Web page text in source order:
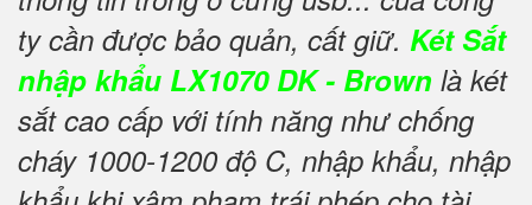
ty cần được bảo quản, cất giữ. Két Sắt
nhập khẩu LX1070 DK - Brown là két
sắt cao cấp với tính năng như chống
cháy 1000-1200 độ C, nhập khẩu, nhập